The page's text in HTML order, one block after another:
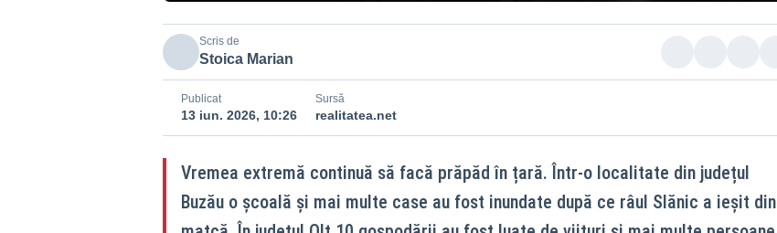
Scris de
Stoica Marian
Publicat
13 iun. 2026, 10:26
Sursă
realitatea.net
Vremea extremă continuă să facă prăpăd în țară. Într-o localitate din județul
Buzău o școală și mai multe case au fost inundate după ce râul Slănic a ieșit din